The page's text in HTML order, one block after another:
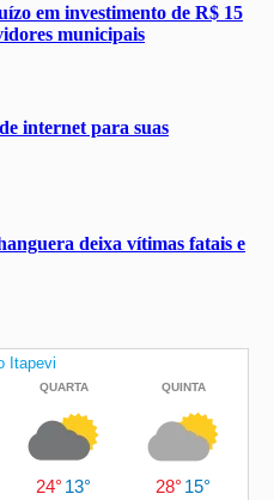
em investimento de R$ 15
municipais
internet para suas
deixa vítimas fatais e